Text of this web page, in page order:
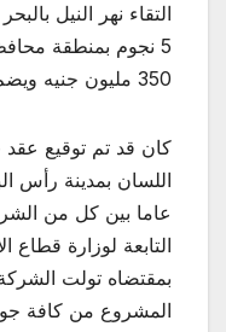
التقاء نهر النيل
5 نجوم بمنطقة
350 مليون جنيه ويضم 153 غرفة وجناح.
كان قد تم توقيع عقد
عاما بين كل من
التابعة لوزارة
بمقتضاه تولت